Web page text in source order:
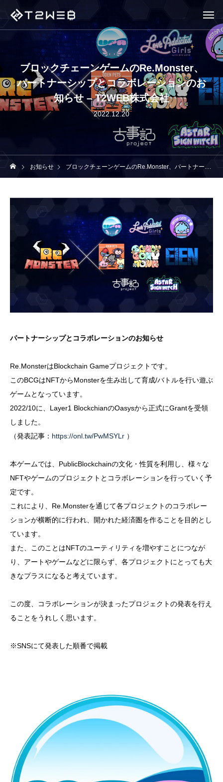
ブロックチェーンゲームのRe.Monster、
パートナーシップとコラボレーションのお
知らせ – T2WEB株式会社
2022.12.20
お知らせ ブロックチェーンゲームのRe.Monster、パートナーシップとコラボレーションのお知らせ – T2WEB株式会社
パートナーシップとコラボレーションのお知らせ
Re.MonsterはBlockchain Gameプロジェクトです。
このBCGはNFTからMonsterを生み出して育成/バトルを行い遊ぶ
ゲームとなっています。
2022/10に、Layer1 BlockchianのOasysから正式にGrantを受領
しました。
（発表記事： https://onl.tw/PwMSYLr ）
本ゲームでは、PublicBlockchainの文化・性質を利用し、様々な
NFTやゲームのプロジェクトとコラボレーションを行っていく予
定です。
これにより、Re.Monsterを通じて各プロジェクトのコラボレー
ションが横断的に行われ、開かれた経済圏を作ることを目的とし
ています。
また、このことはNFTのユーティリティを増やすことにつなが
り、アートやゲームなどに限らず、各プロジェクトにとっても大
きなプラスになると考えています。
この度、コラボレーションが決まったプロジェクトの発表を行え
ることをうれしく思います。
※SNSにて発表した順番で掲載